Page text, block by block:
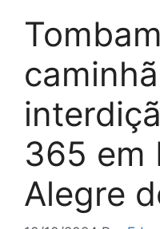
365 em
Alegre